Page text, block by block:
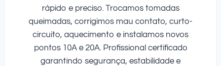
rápido e preciso. Trocamos tomadas
queimadas, corrigimos mau contato, curto-
circuito, aquecimento e instalamos novos
pontos 10A e 20A. Profissional certificado
garantindo segurança, estabilidade e